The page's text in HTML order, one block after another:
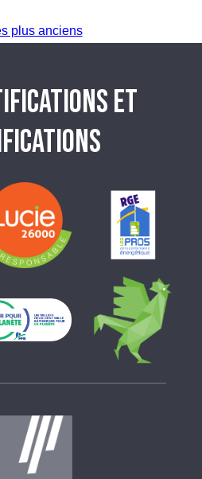
plus anciens
ET